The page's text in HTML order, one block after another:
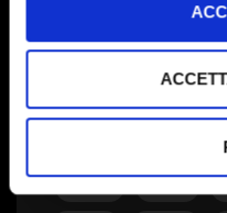
970
971